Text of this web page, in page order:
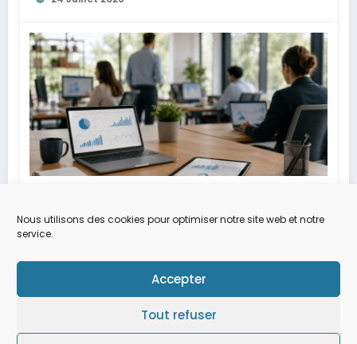
Nous utilisons des cookies pour optimiser notre site web et notre
service.
Accepter
Tout refuser
recrutements, les entreprises
numériques grâce aux plateformes de
3 Juillet 2026